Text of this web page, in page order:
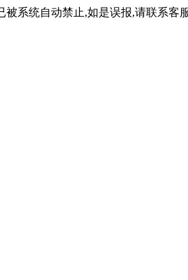
被系统自动禁止,如是误报,请联系客